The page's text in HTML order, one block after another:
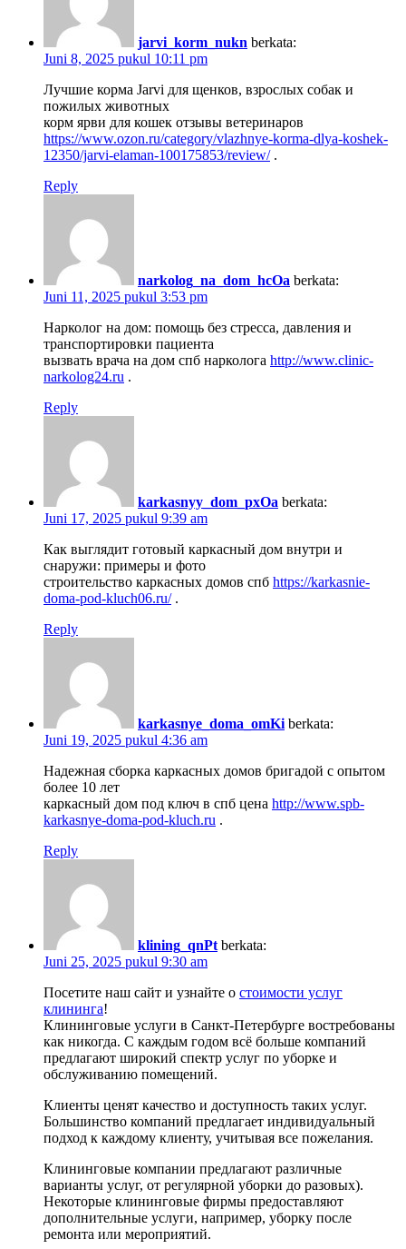
jarvi_korm_nukn berkata:
Juni 8, 2025 pukul 10:11 pm
Лучшие корма Jarvi для щенков, взрослых собак и
пожилых животных
корм ярви для кошек отзывы ветеринаров
https://www.ozon.ru/category/vlazhnye-korma-dlya-koshek-
12350/jarvi-elaman-100175853/review/.
Reply
narkolog_na_dom_hcOa berkata:
Juni 11, 2025 pukul 3:53 pm
Нарколог на дом: помощь без стресса, давления и
транспортировки пациента
вызвать врача на дом спб нарколога http://www.clinic-
narkolog24.ru .
Reply
karkasnyy_dom_pxOa berkata:
Juni 17, 2025 pukul 9:39 am
Как выглядит готовый каркасный дом внутри и
снаружи: примеры и фото
строительство каркасных домов спб https://karkasnie-
doma-pod-kluch06.ru/.
Reply
karkasnye_doma_omKi berkata:
Juni 19, 2025 pukul 4:36 am
Надежная сборка каркасных домов бригадой с опытом
более 10 лет
каркасный дом под ключ в спб цена http://www.spb-
karkasnye-doma-pod-kluch.ru .
Reply
klining_qnPt berkata:
Juni 25, 2025 pukul 9:30 am
Посетите наш сайт и узнайте о стоимости услуг
клининга!
Клининговые услуги в Санкт-Петербурге востребованы
как никогда. С каждым годом всё больше компаний
предлагают широкий спектр услуг по уборке и
обслуживанию помещений.
Клиенты ценят качество и доступность таких услуг.
Большинство компаний предлагает индивидуальный
подход к каждому клиенту, учитывая все пожелания.
Клининговые компании предлагают различные
варианты услуг, от регулярной уборки до разовых).
Некоторые клининговые фирмы предоставляют
дополнительные услуги, например, уборку после
ремонта или мероприятий.